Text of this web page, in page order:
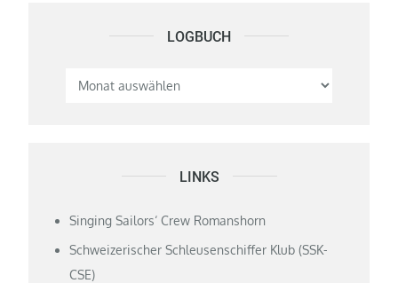
LOGBUCH Logbuch
LINKS
Singing Sailors‘ Crew Romanshorn
Schweizerischer Schleusenschiffer Klub (SSK-
CSE)